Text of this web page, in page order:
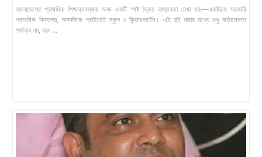
বাংলাদেশের প্রাথমিক শিক্ষাব্যবস্থায় আজ একটি স্পষ্ট দ্বৈত বাস্তবতা দেখা যায়—একদিকে সরকারি
প্রাথমিক বিদ্যালয়, অন্যদিকে প্রাইভেট স্কুল ও কিন্ডারগার্টেন। এই দুই ধারার মধ্যে শুধু কাঠামোগত
পার্থক্য নয়, বরং ...